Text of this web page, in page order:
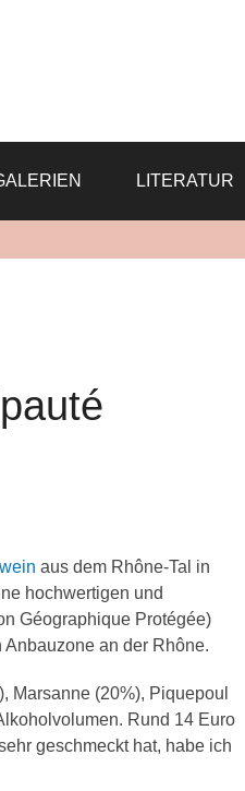
LITERATUR
aus dem Rhône-Tal in
hochwertigen und
Géographique Protégée)
an der Rhône.
Marsanne (20%), Piquepoul
Rund 14 Euro
geschmeckt hat, habe ich